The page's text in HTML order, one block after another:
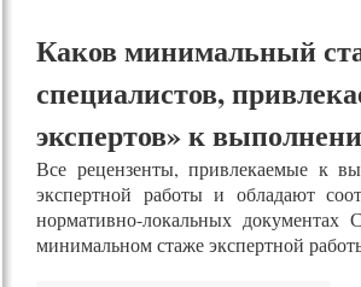
Каков минимальный
специалистов,
экспертов» к
Все рецензенты, привлекаемые к
экспертной работы и обладают
нормативно-локальных документах
минимальном стаже экспертной